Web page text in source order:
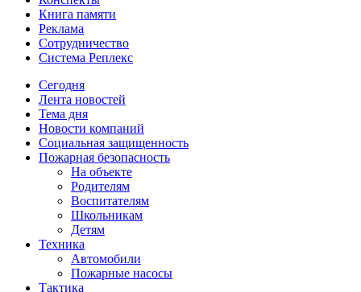
Книга памяти
Реклама
Сотрудничество
Система Реплекс
Сегодня
Лента новостей
Тема дня
Новости компаний
Социальная защищенность
Пожарная безопасность
На объекте
Родителям
Воспитателям
Школьникам
Детям
Техника
Автомобили
Пожарные насосы
Тактика